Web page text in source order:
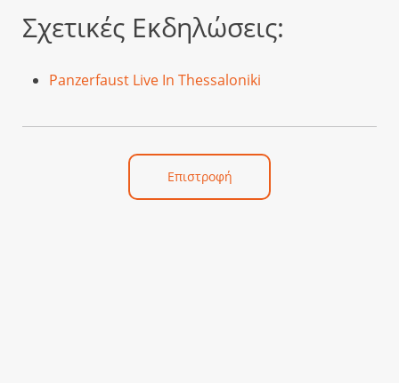
Σχετικές Εκδηλώσεις:
Panzerfaust Live In Thessaloniki
Επιστροφή